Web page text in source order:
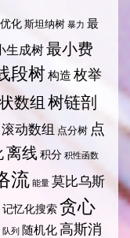
化斯坦纳树 暴力 最
生成树最小费
段树构造 枚举
数组 树链剖
滚动数组 点分树 点
离线 积分 积性函数
流 能量 莫比乌斯
记忆化搜索贪心
队列 随机化高斯消